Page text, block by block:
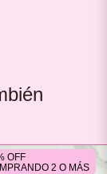
OFF
2 O MÁS